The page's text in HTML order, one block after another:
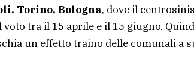
Torino, Bologna, dove il
voto tra il 15 aprile e il 15 giugno.
un effetto traino delle comunali a